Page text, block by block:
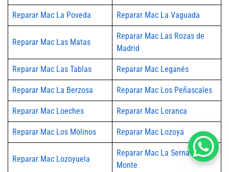
Reparar Mac La Poveda Reparar Mac La Vaguada
Reparar Mac Las Matas
Reparar Mac Las Rozas de
Madrid
Reparar Mac Las Tablas Reparar Mac Leganés
Reparar Mac La Berzosa Reparar Mac Los Peñascales
Reparar Mac Loeches Reparar Mac Loranca
Reparar Mac Los Molinos Reparar Mac Lozoya
Reparar Mac Lozoyuela
Reparar Mac La Serna del
Monte